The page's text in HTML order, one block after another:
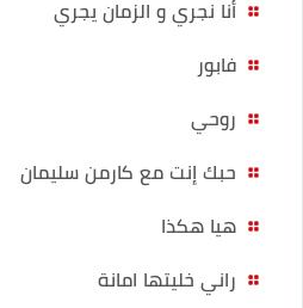
أنا نجري و الزمان يجري
فابور
روحي
حبك إنت مع كارمن سليمان
هيا هكذا
راني خليتها امانة